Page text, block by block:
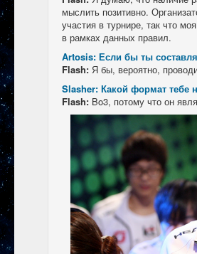
мыслить позитивно.
участия в турнире, так что
в рамках данных правил.
Artosis: Если бы ты
Flash: Я бы, вероятно,
Slasher: Какой формат тебе
Flash: Bo3, потому что он